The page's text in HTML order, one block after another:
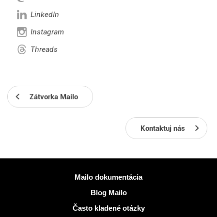
LinkedIn
Instagram
Threads
Zátvorka Mailo
Kontaktuj nás
Mailo dokumentácia
Blog Mailo
Často kladené otázky